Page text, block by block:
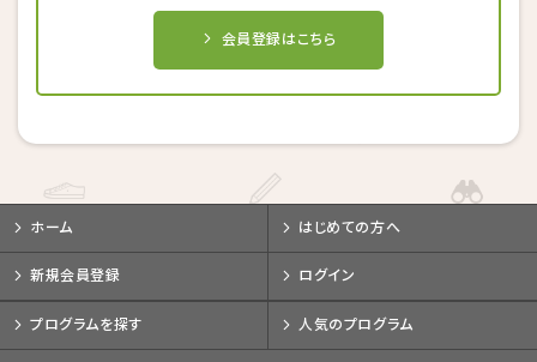
会員登録はこちら
ホーム はじめての方へ
新規会員登録 ログイン
プログラムを探す 人気のプログラム